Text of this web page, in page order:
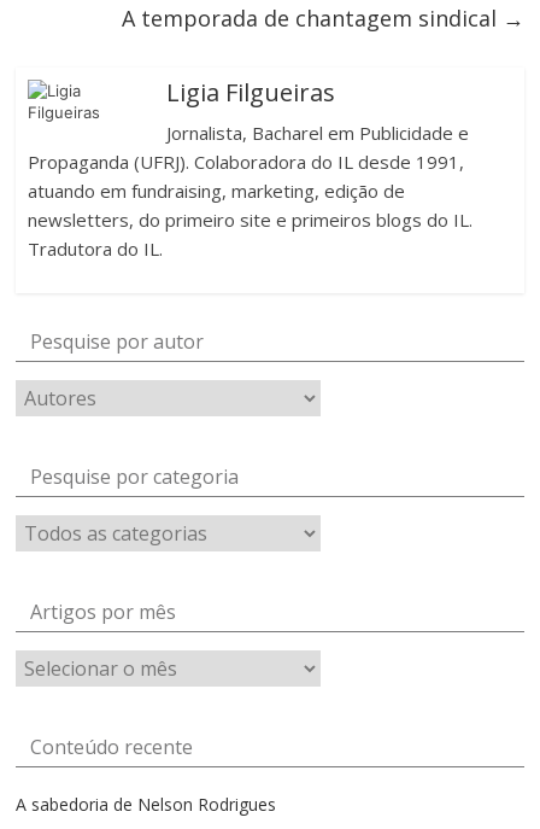
A temporada de chantagem sindical →
Ligia Filgueiras
Jornalista, Bacharel em Publicidade e
Propaganda (UFRJ). Colaboradora do IL desde 1991,
atuando em fundraising, marketing, edição de
newsletters, do primeiro site e primeiros blogs do IL.
Tradutora do IL.
Pesquise por autor
Pesquise por categoria
Artigos por mês
Artigos
por
Conteúdo recente
A sabedoria de Nelson Rodrigues